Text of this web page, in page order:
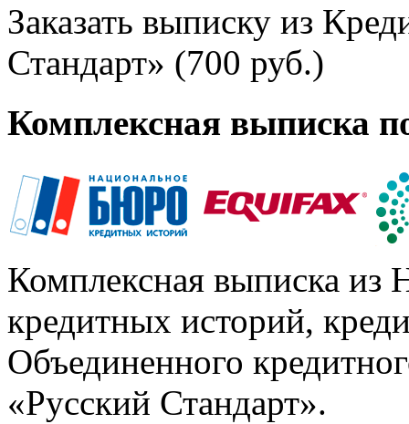
Заказать выписку из
Стандарт» (700 руб.)
Комплексная выписка
Комплексная выписка из
кредитных историй,
Объединенного
«Русский Стандарт».